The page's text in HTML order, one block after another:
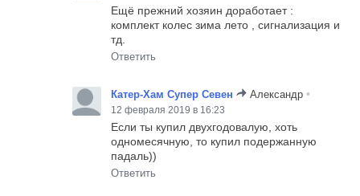
Ещё прежний хозяин доработает :
комплект колес зима лето , сигнализация и
тд.
Ответить
Катер-Хам Супер Севен Александр •
12 февраля 2019 в 16:23
Если ты купил двухгодовалую, хоть
одномесячную, то купил подержанную
падаль))
Ответить